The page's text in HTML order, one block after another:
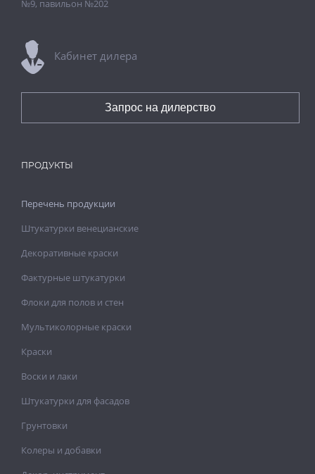
ПРОДУКТЫ
Перечень продукции
Штукатурки венецианские
Декоративные краски
Фактурные штукатурки
Флоки для полов и стен
Мультиколорные краски
Краски
Воски и лаки
Штукатурки для фасадов
Грунтовки
Колеры и добавки
№9, павильон №202
Кабинет дилера
Запрос на дилерство